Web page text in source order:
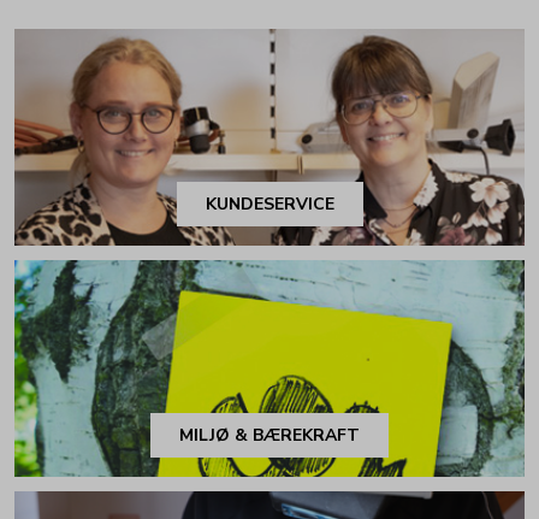
KUNDESERVICE
MILJØ & BÆREKRAFT